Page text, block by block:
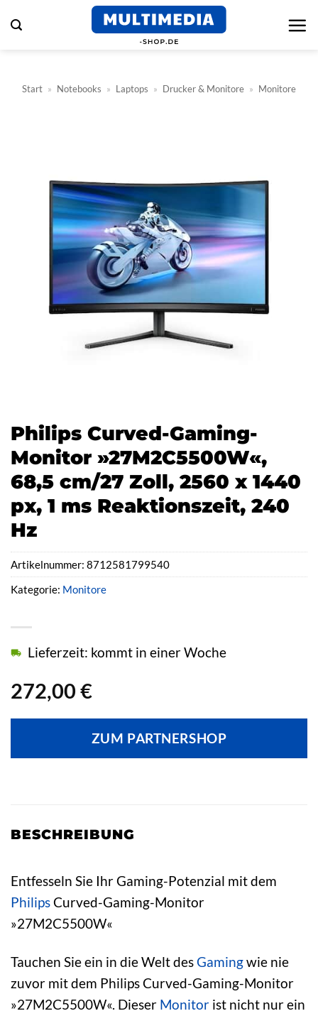
Inhalt
Start » Notebooks » Laptops » Drucker & Monitore » Monitore
Philips Curved-Gaming-
Monitor »27M2C5500W«,
68,5 cm/27 Zoll, 2560 x 1440
px, 1 ms Reaktionszeit, 240
Hz
272,00 €
Lieferzeit: kommt in einer Woche
ZUM PARTNERSHOP
Artikelnummer: 8712581799540
Kategorie: Monitore
BESCHREIBUNG
Entfesseln Sie Ihr Gaming-Potenzial mit dem
PhilipsCurved-Gaming-Monitor
»27M2C5500W«
Tauchen Sie ein in die Welt desGamingwie nie
zuvor mit dem Philips Curved-Gaming-Monitor
»27M2C5500W«. Dieser Monitor ist nicht nur ein